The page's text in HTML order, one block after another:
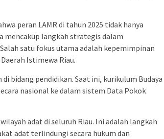
peran LAMR di tahun 2025 tidak hanya
mencakup langkah strategis dalam
satu fokus utama adalah kepemimpinan
Istimewa Riau.
bidang pendidikan. Saat ini, kurikulum Budaya
nasional ke dalam sistem Data Pokok
adat di seluruh Riau. Ini adalah langkah
adat terlindungi secara hukum dan